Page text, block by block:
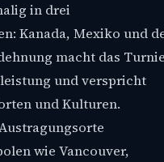
in drei
Kanada, Mexiko und
macht das
und verspricht
und Kulturen.
wie Vancouver,